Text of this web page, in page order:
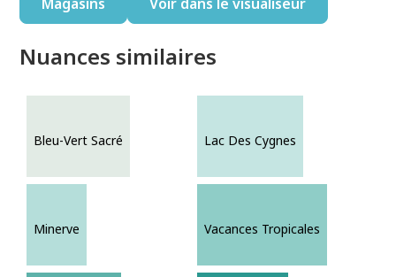
Nuances similaires
Bleu-Vert Sacré Lac Des Cygnes
Minerve Vacances Tropicales